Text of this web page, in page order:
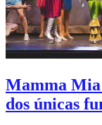
Mamma
dos únicas